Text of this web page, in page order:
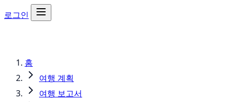
로그인
홈
여행 계획
여행 보고서